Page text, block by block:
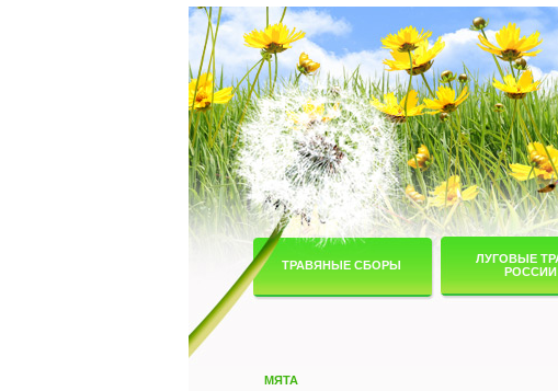
ТРАВЯНЫЕ СБОРЫ
ЛУГОВЫЕ
РОССИИ
МЯТА